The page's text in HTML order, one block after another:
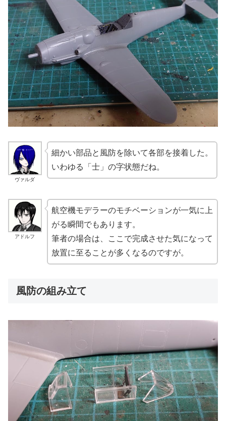
ヴァルダ
細かい部品と風防を除いて各部を接着した。
いわゆる「士」の字状態だね。
アドルフ
航空機モデラーのモチベーションが一気に上
がる瞬間でもあります。
筆者の場合は、ここで完成させた気になって
放置に至ることが多くなるのですが。
風防の組み立て